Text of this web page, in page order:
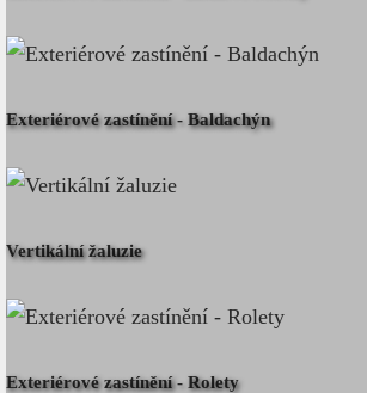
Exteriérové zastínění - Baldachýn
Vertikální žaluzie
Exteriérové zastínění - Rolety